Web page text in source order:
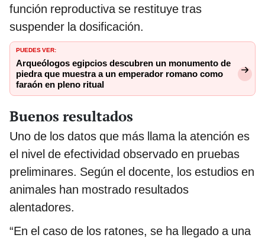
función reproductiva se restituye tras
suspender la dosificación.
PUEDES VER:
Arqueólogos egipcios descubren un monumento de
piedra que muestra a un emperador romano como
faraón en pleno ritual
Buenos resultados
Uno de los datos que más llama la atención es
el nivel de efectividad observado en pruebas
preliminares. Según el docente, los estudios en
animales han mostrado resultados
alentadores.
“En el caso de los ratones, se ha llegado a una